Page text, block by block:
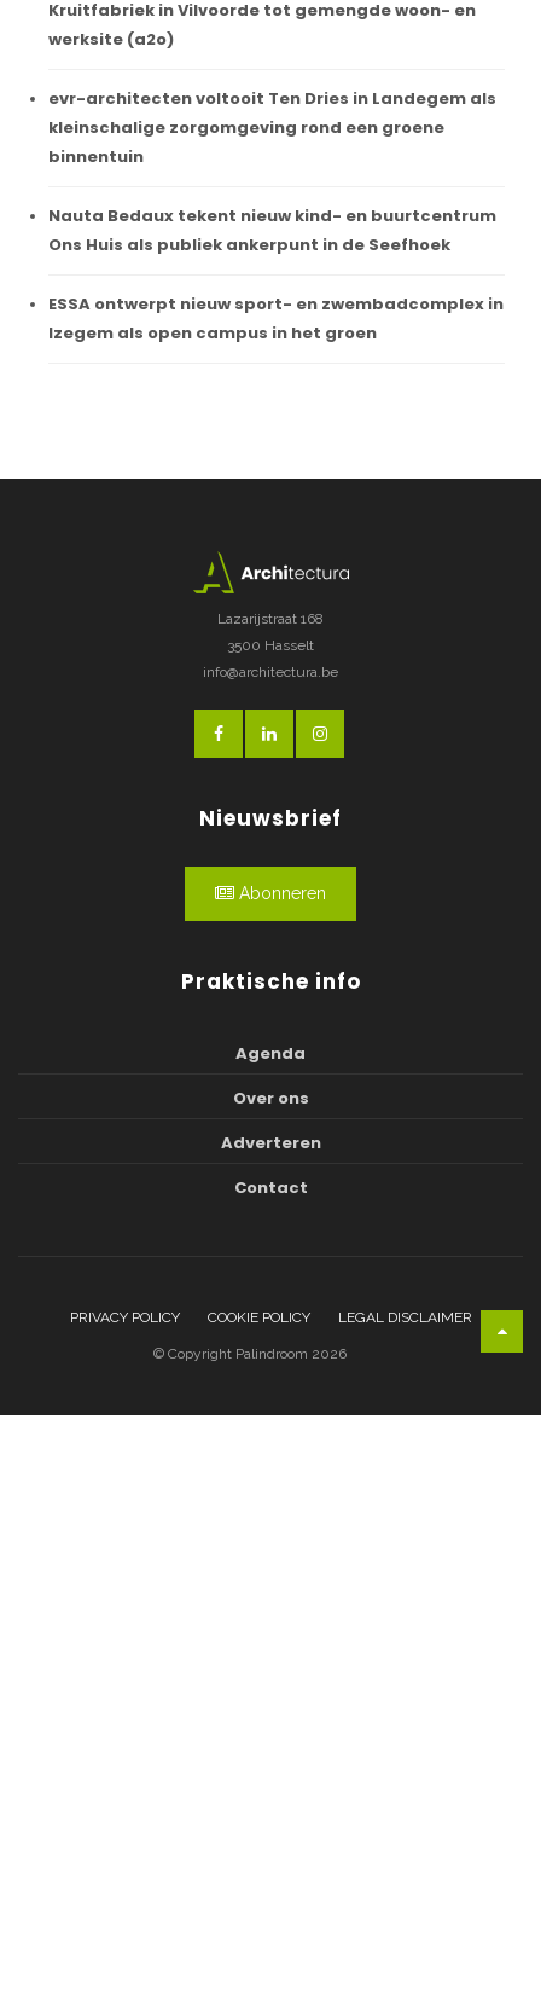
Kruitfabriek in Vilvoorde tot gemengde woon- en
werksite (a2o)
evr-architecten voltooit Ten Dries in Landegem als
kleinschalige zorgomgeving rond een groene
binnentuin
Nauta Bedaux tekent nieuw kind- en buurtcentrum
Ons Huis als publiek ankerpunt in de Seefhoek
ESSA ontwerpt nieuw sport- en zwembadcomplex in
Izegem als open campus in het groen
Lazarijstraat 168
3500 Hasselt
info@architectura.be
Nieuwsbrief
Abonneren
Praktische info
Agenda
Over ons
Adverteren
Contact
PRIVACY POLICY COOKIE POLICY LEGAL DISCLAIMER
© Copyright Palindroom 2026